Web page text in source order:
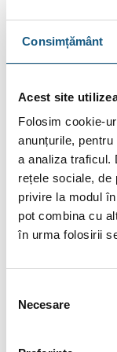
Consimțământ
Acest site
Folosim cookie-
anunțurile,
a analiza traficul.
rețele sociale, de
privire la modul
pot combina cu
în urma folosirii
consimțământului
Necesare
Cei de la Ferroli au
încălzitor de apă
stocare pentru a
apei calde la
Avantaje
Boilerul nu este
amplasate lângă
destul de mare
poate fi folosit de